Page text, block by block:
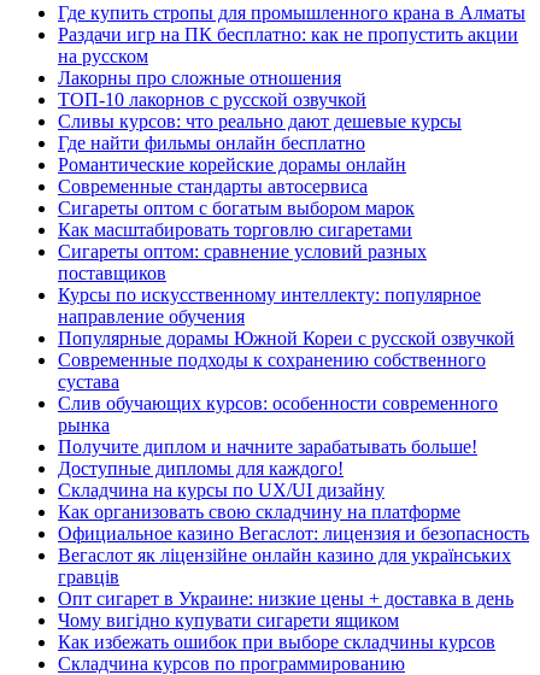
Где купить стропы для промышленного крана в Алматы
Раздачи игр на ПК бесплатно: как не пропустить акции
на русском
Лакорны про сложные отношения
ТОП-10 лакорнов с русской озвучкой
Сливы курсов: что реально дают дешевые курсы
Где найти фильмы онлайн бесплатно
Романтические корейские дорамы онлайн
Современные стандарты автосервиса
Сигареты оптом с богатым выбором марок
Как масштабировать торговлю сигаретами
Сигареты оптом: сравнение условий разных
поставщиков
Курсы по искусственному интеллекту: популярное
направление обучения
Популярные дорамы Южной Кореи с русской озвучкой
Современные подходы к сохранению собственного
сустава
Слив обучающих курсов: особенности современного
рынка
Получите диплом и начните зарабатывать больше!
Доступные дипломы для каждого!
Складчина на курсы по UX/UI дизайну
Как организовать свою складчину на платформе
Официальное казино Вегаслот: лицензия и безопасность
Вегаслот як ліцензійне онлайн казино для українських
гравців
Опт сигарет в Украине: низкие цены + доставка в день
Чому вигідно купувати сигарети ящиком
Как избежать ошибок при выборе складчины курсов
Складчина курсов по программированию